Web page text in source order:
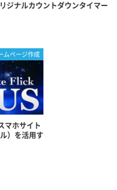
ジナルカウントダウンタイマー
ムページ作成
マホサイト
）を活用す